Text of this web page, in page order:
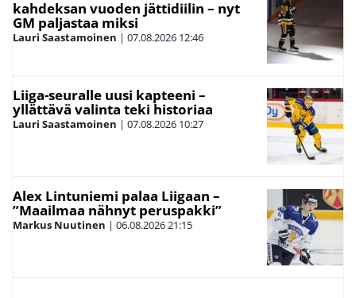
kahdeksan vuoden jättidiilin – nyt
GM paljastaa miksi
Lauri Saastamoinen | 07.08.2026 12:46
Liiga-seuralle uusi kapteeni –
yllättävä valinta teki historiaa
Lauri Saastamoinen | 07.08.2026 10:27
Alex Lintuniemi palaa Liigaan –
”Maailmaa nähnyt peruspakki”
Markus Nuutinen | 06.08.202621:15